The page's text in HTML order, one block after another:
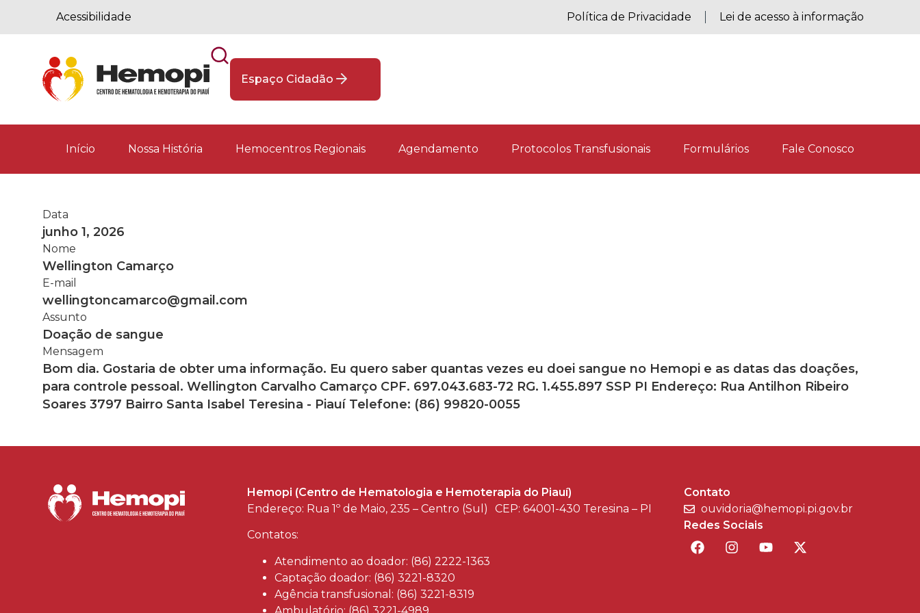
Acessibilidade Política de Privacidade Lei de acesso à informação
Espaço Cidadão
Início Nossa História Hemocentros Regionais Agendamento Protocolos Transfusionais Formulários Fale Conosco
Data
junho 1, 2026
Nome
Wellington Camarço
E-mail
wellingtoncamarco@gmail.com
Assunto
Doação de sangue
Mensagem
Bom dia. Gostaria de obter uma informação. Eu quero saber quantas vezes eu doei sangue no Hemopi e as datas das doações,
para controle pessoal. Wellington Carvalho Camarço CPF. 697.043.683-72 RG. 1.455.897 SSP PI Endereço: Rua Antilhon Ribeiro
Soares 3797 Bairro Santa Isabel Teresina - Piauí Telefone: (86) 99820-0055
Hemopi (Centro de Hematologia e Hemoterapia do Piauí)
Endereço: Rua 1º de Maio, 235 – Centro (Sul) CEP: 64001-430 Teresina – PI
Contatos:
Atendimento ao doador: (86) 2222-1363
Captação doador: (86) 3221-8320
Agência transfusional: (86) 3221-8319
Contato
ouvidoria@hemopi.pi.gov.br
Redes Sociais